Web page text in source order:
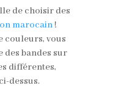
de choisir des
marocain!
couleurs, vous
des bandes sur
différentes,
dessus.